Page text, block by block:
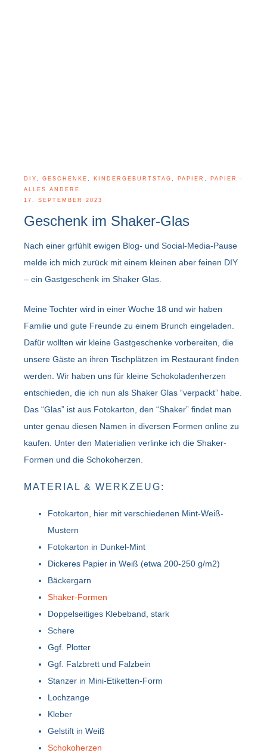
DIY, GESCHENKE , KINDERGEBURTSTAG , PAPIER , PAPIER -
ALLES ANDERE
17. SEPTEMBER 2023
Geschenk im Shaker-Glas
Nach einer grfühlt ewigen Blog- und Social-Media-Pause
melde ich mich zurück mit einem kleinen aber feinen DIY
– ein Gastgeschenk im Shaker Glas.
Meine Tochter wird in einer Woche 18 und wir haben
Familie und gute Freunde zu einem Brunch eingeladen.
Dafür wollten wir kleine Gastgeschenke vorbereiten, die
unsere Gäste an ihren Tischplätzen im Restaurant finden
werden. Wir haben uns für kleine Schokoladenherzen
entschieden, die ich nun als Shaker Glas “verpackt” habe.
Das “Glas” ist aus Fotokarton, den “Shaker” findet man
unter genau diesen Namen in diversen Formen online zu
kaufen. Unter den Materialien verlinke ich die Shaker-
Formen und die Schokoherzen.
MATERIAL & WERKZEUG:
Fotokarton, hier mit verschiedenen Mint-Weiß-
Mustern
Fotokarton in Dunkel-Mint
Dickeres Papier in Weiß (etwa 200-250 g/m2)
Bäckergarn
Shaker-Formen
Doppelseitiges Klebeband, stark
Schere
Ggf. Plotter
Ggf. Falzbrett und Falzbein
Stanzer in Mini-Etiketten-Form
Lochzange
Kleber
Gelstift in Weiß
Schokoherzen